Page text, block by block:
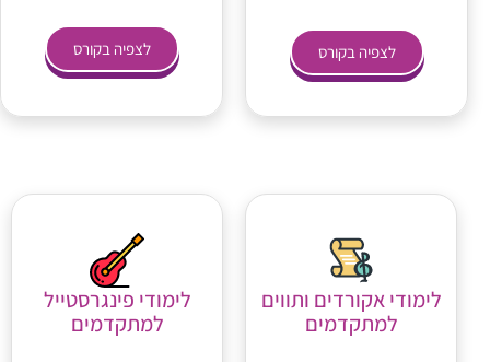
לצפיה בקורס לצפיה בקורס
לימודי אקורדים ותווים
למתקדמים
לימודי פינגרסטייל
למתקדמים